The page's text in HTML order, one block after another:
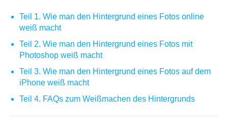
Teil 1. Wie man den Hintergrund eines Fotos online
weiß macht
Teil 2. Wie man den Hintergrund eines Fotos mit
Photoshop weiß macht
Teil 3. Wie man den Hintergrund eines Fotos auf dem
iPhone weiß macht
Teil 4. FAQs zum Weißmachen des Hintergrunds